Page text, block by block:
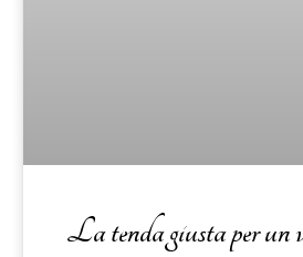
La tenda giusta per un